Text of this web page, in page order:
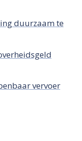
duurzaam te
vervoer